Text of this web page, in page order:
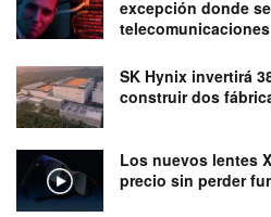
excepción donde
telecomunicaciones
SK Hynix invertirá
construir dos
Los nuevos lentes
precio sin perder